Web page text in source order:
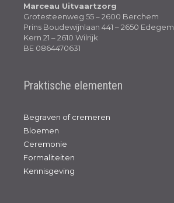
Marceau Uitvaartzorg
Grotesteenweg 55 – 2600 Berchem
Prins Boudewijnlaan 441 – 2650 Edegem
Kern 21 – 2610 Wilrijk
BE 0864470631
Praktische elementen
Begraven of cremeren
Bloemen
Ceremonie
Formaliteiten
Kennisgeving